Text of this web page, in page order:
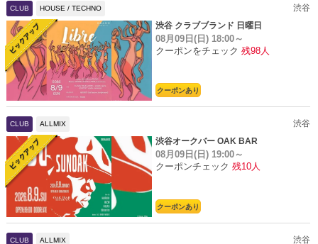
CLUB HOUSE / TECHNO
渋谷
渋谷 クラブブランド 日曜日
08月09日(日) 18:00～
クーポンをチェック 残98人
クーポンあり
CLUB ALLMIX
渋谷
渋谷オークバー OAK BAR
08月09日(日) 19:00～
クーポンチェック 残10人
クーポンあり
CLUB ALLMIX
渋谷